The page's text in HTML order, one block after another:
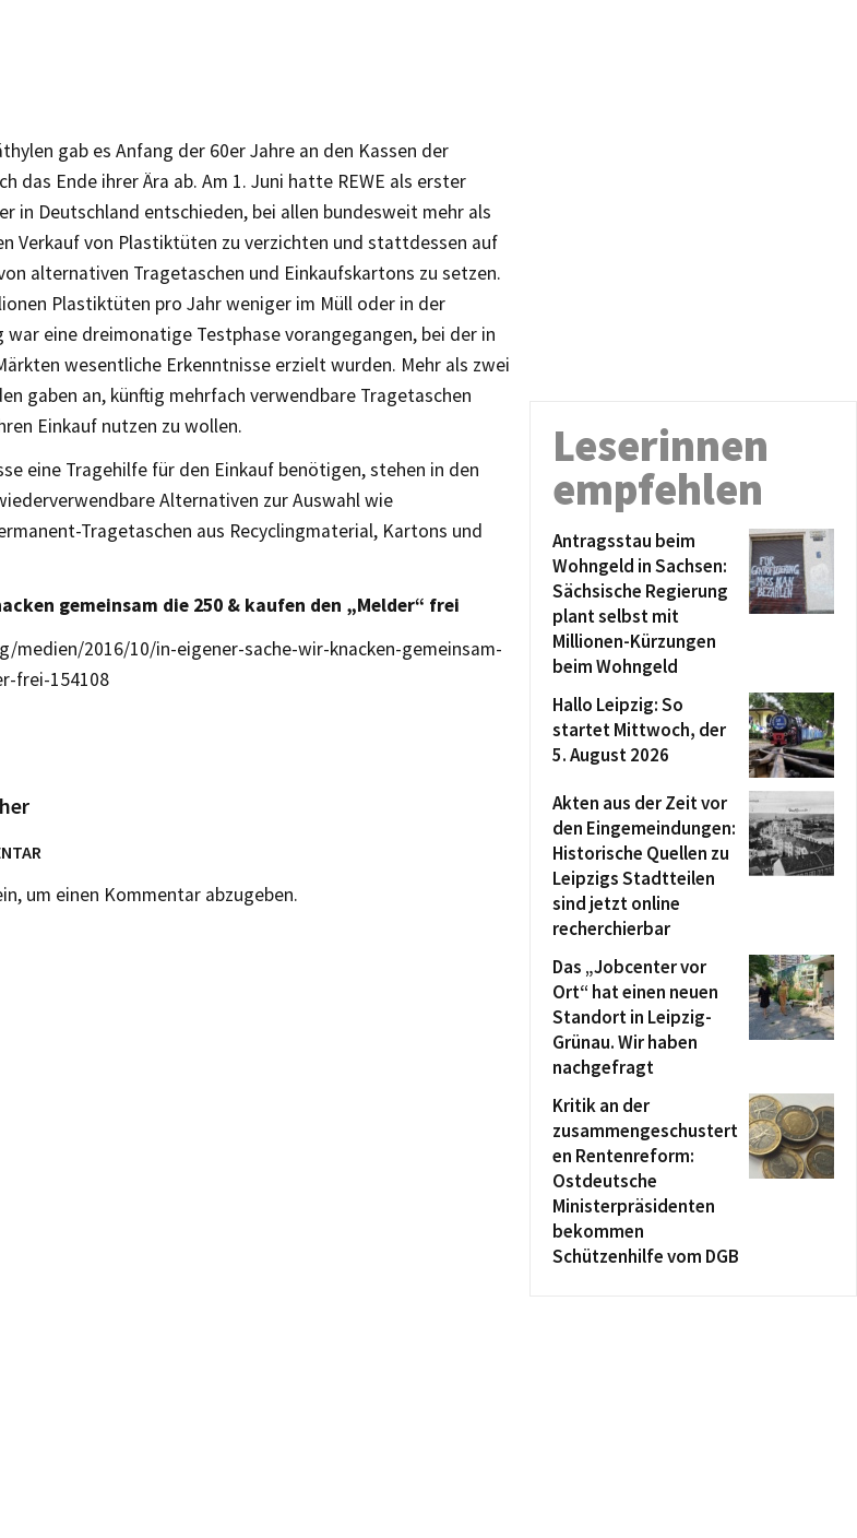
gab es Anfang der 60er Jahre an den Kassen der
das Ende ihrer Ära ab. Am 1. Juni hatte REWE als erster
in Deutschland entschieden, bei allen bundesweit mehr als
Verkauf von Plastiktüten zu verzichten und stattdessen auf
alternativen Tragetaschen und Einkaufskartons zu setzen.
Plastiktüten pro Jahr weniger im Müll oder in der
war eine dreimonatige Testphase vorangegangen, bei der in
wesentliche Erkenntnisse erzielt wurden. Mehr als zwei
gaben an, künftig mehrfach verwendbare Tragetaschen
Einkauf nutzen zu wollen.
eine Tragehilfe für den Einkauf benötigen, stehen in den
Alternativen zur Auswahl wie
Tragetaschen aus Recyclingmaterial, Kartons und
gemeinsam die 250 & kaufen den „Melder“ frei
medien/2016/10/in-eigener-sache-wir-knacken-gemeinsam-
frei-154108
um einen Kommentar abzugeben.
Leserinnen
empfehlen
Antragsstau beim
Wohngeld in Sachsen:
Sächsische Regierung
plant selbst mit
Millionen-Kürzungen
beim Wohngeld
Hallo Leipzig: So
startet Mittwoch, der
5. August 2026
Akten aus der Zeit vor
den Eingemeindungen:
Historische Quellen zu
Leipzigs Stadtteilen
sind jetzt online
recherchierbar
Das „Jobcenter vor
Ort“ hat einen neuen
Standort in Leipzig-
Grünau. Wir haben
nachgefragt
Kritik an der
zusammengeschustert
en Rentenreform:
Ostdeutsche
Ministerpräsidenten
bekommen
Schützenhilfe vom DGB